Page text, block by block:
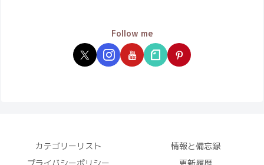
Follow me
カテゴリーリスト
情報と備忘録
プライバシーポリシー
更新履歴